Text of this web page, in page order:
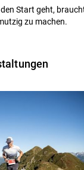
Start geht,
zu machen.